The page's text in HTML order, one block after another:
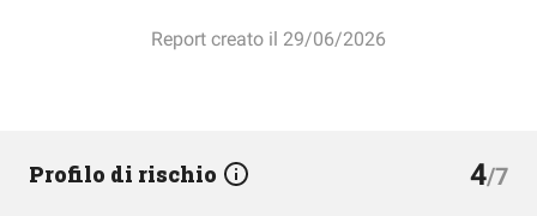
Report creato il 29/06/2026
Profilo di rischio 4/7